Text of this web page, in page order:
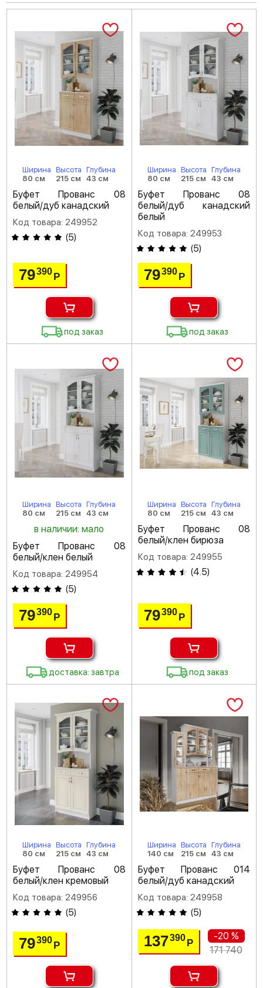
Ширина
80 см
Высота
215 см
Глубина
43 см
Буфет Прованс 08
белый/дуб канадский
Код товара: 249952
(5)
79390Р
под заказ
Ширина
80 см
Высота
215 см
Глубина
43 см
Буфет Прованс 08
белый/дуб канадский
белый
Код товара: 249953
(5)
79390 Р
под заказ
Ширина
80 см
Высота
215 см
Глубина
43 см
в наличии: мало
Буфет Прованс 08
белый/клен белый
Код товара: 249954
(5)
79390Р
доставка: завтра
Ширина
80 см
Высота
215 см
Глубина
43 см
Буфет Прованс 08
белый/клен бирюза
Код товара: 249955
(4.5)
79390 Р
под заказ
Ширина
80 см
Высота
215 см
Глубина
43 см
Буфет Прованс 08
белый/клен кремовый
Код товара: 249956
(5)
79390Р
Ширина
140 см
Высота
215 см
Глубина
43 см
Буфет Прованс 014
белый/дуб канадский
Код товара: 249958
(5)
137390 Р
-20 %
171 740